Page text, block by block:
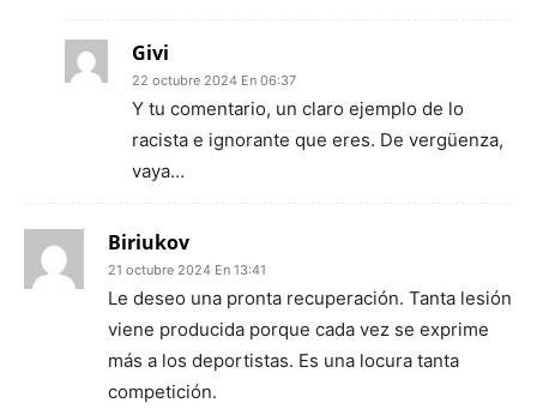
Givi
22 octubre 2024 En 06:37
Y tu comentario, un claro ejemplo de lo
racista e ignorante que eres. De vergüenza,
vaya…
Biriukov
21 octubre 2024 En 13:41
Le deseo una pronta recuperación. Tanta lesión
viene producida porque cada vez se exprime
más a los deportistas. Es una locura tanta
competición.